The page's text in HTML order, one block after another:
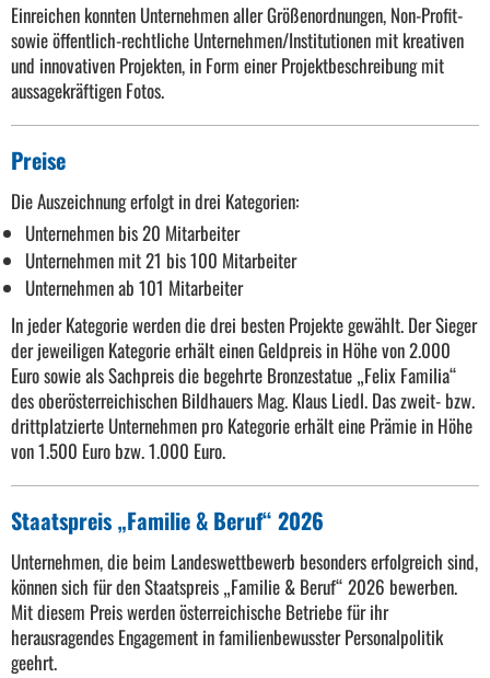
Einreichen konnten Unternehmen aller Größenordnungen, Non-Profit-
sowie öffentlich-rechtliche Unternehmen/Institutionen mit kreativen
und innovativen Projekten, in Form einer Projektbeschreibung mit
aussagekräftigen Fotos.
Preise
Die Auszeichnung erfolgt in drei Kategorien:
Unternehmen bis 20 Mitarbeiter
Unternehmen mit 21 bis 100 Mitarbeiter
Unternehmen ab 101 Mitarbeiter
In jeder Kategorie werden die drei besten Projekte gewählt. Der Sieger
der jeweiligen Kategorie erhält einen Geldpreis in Höhe von 2.000
Euro sowie als Sachpreis die begehrte Bronzestatue „Felix Familia“
des oberösterreichischen Bildhauers Mag. Klaus Liedl. Das zweit- bzw.
drittplatzierte Unternehmen pro Kategorie erhält eine Prämie in Höhe
von 1.500 Euro bzw. 1.000 Euro.
Staatspreis „Familie & Beruf“ 2026
Unternehmen, die beim Landeswettbewerb besonders erfolgreich sind,
können sich für den Staatspreis „Familie & Beruf“ 2026 bewerben.
Mit diesem Preis werden österreichische Betriebe für ihr
herausragendes Engagement in familienbewusster Personalpolitik
geehrt.